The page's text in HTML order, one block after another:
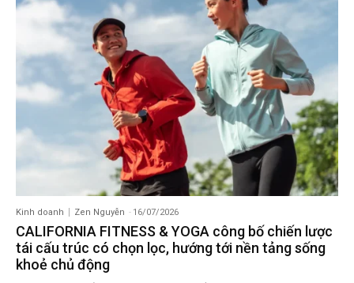
Kinh doanh Zen Nguyễn - 16/07/2026
CALIFORNIA FITNESS & YOGA công bố chiến lược
tái cấu trúc có chọn lọc, hướng tới nền tảng sống
khoẻ chủ động